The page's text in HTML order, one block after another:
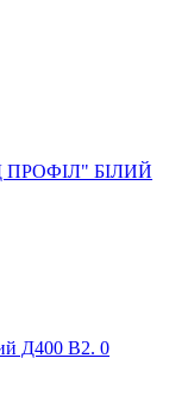
БІЛИЙ